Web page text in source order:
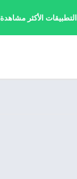
التطبيقات الأكثر مشاهدة